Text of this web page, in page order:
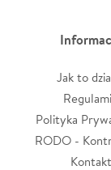
Jak to
Polityka
RODO -
Kontakt